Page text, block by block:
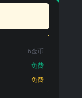
6金币
免费
免费